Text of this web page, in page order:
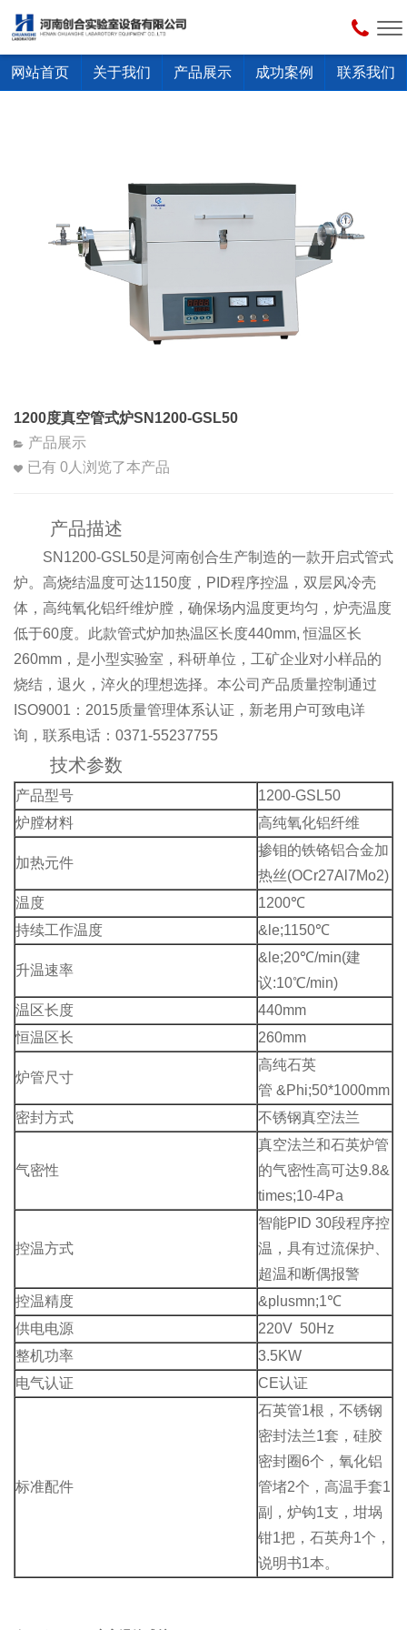
网站首页 关于我们 产品展示 成功案例 联系我们
1200度真空管式炉SN1200-GSL50
产品展示
已有 0 人浏览了本产品
产品描述
SN1200-GSL50是河南创合生产制造的一款开启式管式
炉。高烧结温度可达1150度，PID程序控温，双层风冷壳
体，高纯氧化铝纤维炉膛，确保场内温度更均匀，炉壳温度
低于60度。此款管式炉加热温区长度440mm, 恒温区长
260mm，是小型实验室，科研单位，工矿企业对小样品的
烧结，退火，淬火的理想选择。本公司产品质量控制通过
ISO9001：2015质量管理体系认证，新老用户可致电详
询，联系电话：0371-55237755
技术参数
产品型号
1200-GSL50
炉膛材料
高纯氧化铝纤维
加热元件
掺钼的铁铬铝合金加
热丝(OCr27Al7Mo2)
温度
1200℃
持续工作温度
&le;1150℃
升温速率
&le;20℃/min(建
议:10℃/min)
温区长度
440mm
恒温区长
260mm
炉管尺寸
高纯石英
管 &Phi;50*1000mm
密封方式
不锈钢真空法兰
气密性
真空法兰和石英炉管
的气密性高可达9.8&
times;10-4Pa
控温方式
智能PID 30段程序控
温，具有过流保护、
超温和断偶报警
控温精度
&plusmn;1℃
供电电源
220V 50Hz
整机功率
3.5KW
电气认证
CE认证
标准配件
石英管1根，不锈钢
密封法兰1套，硅胶
密封圈6个，氧化铝
管堵2个，高温手套1
副，炉钩1支，坩埚
钳1把，石英舟1个，
说明书1本。